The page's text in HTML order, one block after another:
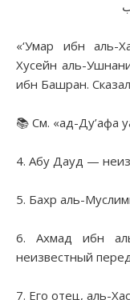
«‘Умар ибн аль-
Хусейн аль-
ибн Башран.
📚 См. «ад-Ду’афа
4. Абу Дауд —
5. Бахр аль-
6. Ахмад ибн
неизвестный
7. Его отец, аль-